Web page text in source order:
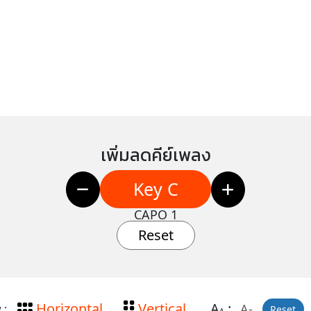
เพิ่มลดคีย์เพลง
Key C
CAPO 1
Reset